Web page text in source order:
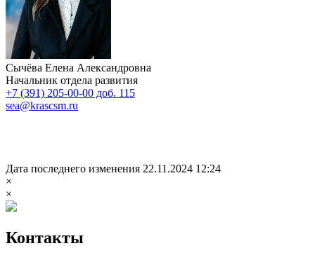
Сычёва Елена Александровна
Начальник отдела развития
+7 (391) 205-00-00 доб. 115
sea@krascsm.ru
Дата последнего изменения 22.11.2024 12:24
×
×
Контакты